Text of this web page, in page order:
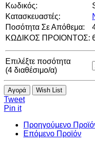
Κωδικός:
Κατασκευαστές:
Ποσότητα Σε Απόθεμα:
ΚΩΔΙΚΟΣ ΠΡΟΙΟΝΤΟΣ:
Επιλέξτε ποσότητα
(4 διαθέσιμο/α)
Αγορά Wish List
Tweet
Pin it
Προηγούμενο
Επόμενο Προϊόν